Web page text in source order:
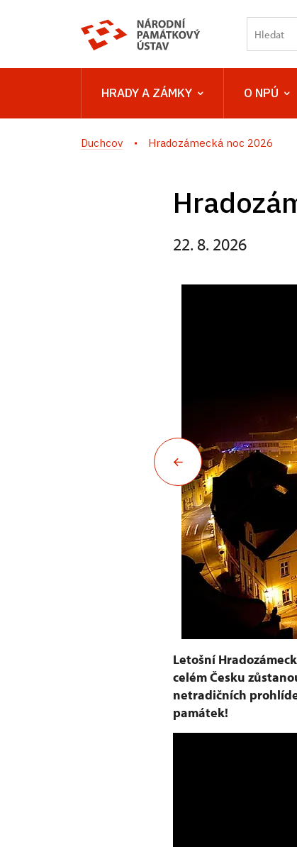
HRADY A ZÁMKY O NPÚ
Duchcov Hradozámecká noc 2026
22. 8. 2026
Letošní
celém Česku
netradičních
památek!